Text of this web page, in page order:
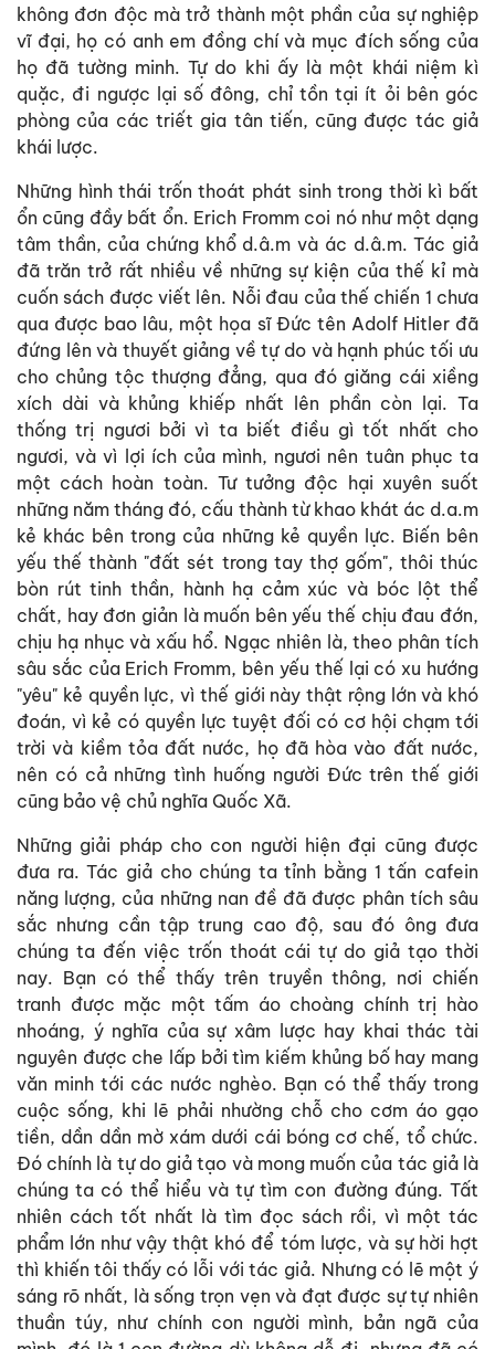
không đơn độc mà trở thành một phần của sự nghiệp
vĩ đại, họ có anh em đồng chí và mục đích sống của
họ đã tường minh. Tự do khi ấy là một khái niệm kì
quặc, đi ngược lại số đông, chỉ tồn tại ít ỏi bên góc
phòng của các triết gia tân tiến, cũng được tác giả
khái lược.
Những hình thái trốn thoát phát sinh trong thời kì bất
ổn cũng đầy bất ổn. Erich Fromm coi nó như một dạng
tâm thần, của chứng khổ d.â.m và ác d.â.m. Tác giả
đã trăn trở rất nhiều về những sự kiện của thế kỉ mà
cuốn sách được viết lên. Nỗi đau của thế chiến 1 chưa
qua được bao lâu, một họa sĩ Đức tên Adolf Hitler đã
đứng lên và thuyết giảng về tự do và hạnh phúc tối ưu
cho chủng tộc thượng đẳng, qua đó giăng cái xiềng
xích dài và khủng khiếp nhất lên phần còn lại. Ta
thống trị ngươi bởi vì ta biết điều gì tốt nhất cho
ngươi, và vì lợi ích của mình, ngươi nên tuân phục ta
một cách hoàn toàn. Tư tưởng độc hại xuyên suốt
những năm tháng đó, cấu thành từ khao khát ác d.a.m
kẻ khác bên trong của những kẻ quyền lực. Biến bên
yếu thế thành "đất sét trong tay thợ gốm", thôi thúc
bòn rút tinh thần, hành hạ cảm xúc và bóc lột thể
chất, hay đơn giản là muốn bên yếu thế chịu đau đớn,
chịu hạ nhục và xấu hổ. Ngạc nhiên là, theo phân tích
sâu sắc của Erich Fromm, bên yếu thế lại có xu hướng
"yêu" kẻ quyền lực, vì thế giới này thật rộng lớn và khó
đoán, vì kẻ có quyền lực tuyệt đối có cơ hội chạm tới
trời và kiềm tỏa đất nước, họ đã hòa vào đất nước,
nên có cả những tình huống người Đức trên thế giới
cũng bảo vệ chủ nghĩa Quốc Xã.
Những giải pháp cho con người hiện đại cũng được
đưa ra. Tác giả cho chúng ta tỉnh bằng 1 tấn cafein
năng lượng, của những nan đề đã được phân tích sâu
sắc nhưng cần tập trung cao độ, sau đó ông đưa
chúng ta đến việc trốn thoát cái tự do giả tạo thời
nay. Bạn có thể thấy trên truyền thông, nơi chiến
tranh được mặc một tấm áo choàng chính trị hào
nhoáng, ý nghĩa của sự xâm lược hay khai thác tài
nguyên được che lấp bởi tìm kiếm khủng bố hay mang
văn minh tới các nước nghèo. Bạn có thể thấy trong
cuộc sống, khi lẽ phải nhường chỗ cho cơm áo gạo
tiền, dần dần mờ xám dưới cái bóng cơ chế, tổ chức.
Đó chính là tự do giả tạo và mong muốn của tác giả là
chúng ta có thể hiểu và tự tìm con đường đúng. Tất
nhiên cách tốt nhất là tìm đọc sách rồi, vì một tác
phẩm lớn như vậy thật khó để tóm lược, và sự hời hợt
thì khiến tôi thấy có lỗi với tác giả. Nhưng có lẽ một ý
sáng rõ nhất, là sống trọn vẹn và đạt được sự tự nhiên
thuần túy, như chính con người mình, bản ngã của